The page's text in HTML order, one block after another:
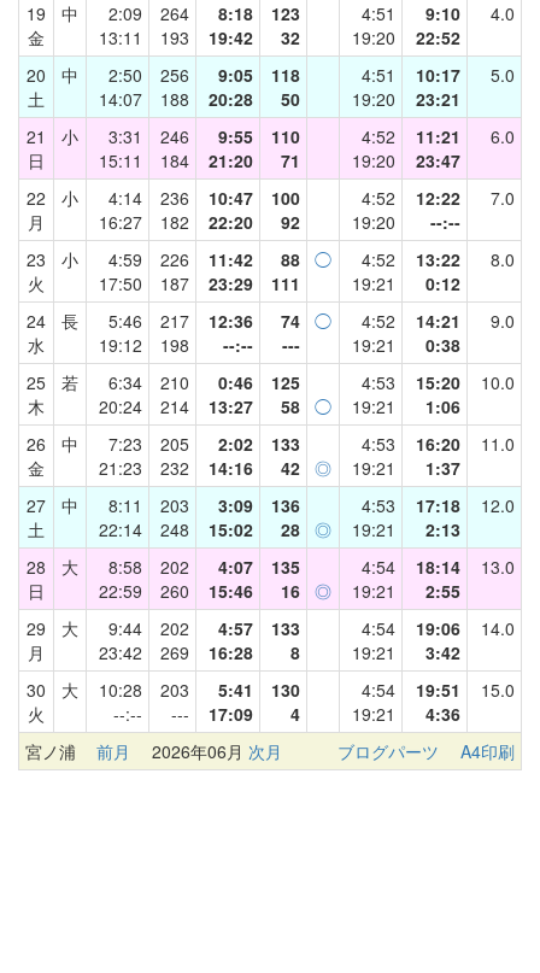
19
金
中
2:09
13:11
264
193
8:18
19:42
123
32
4:51
19:20
9:10
22:52
4.0
20
土
中
2:50
14:07
256
188
9:05
20:28
118
50
4:51
19:20
10:17
23:21
5.0
21
日
小
3:31
15:11
246
184
9:55
21:20
110
71
4:52
19:20
11:21
23:47
6.0
22
月
小
4:14
16:27
236
182
10:47
22:20
100
92
4:52
19:20
12:22
--:--
7.0
23
火
小
4:59
17:50
226
187
11:42
23:29
88
111
◯
4:52
19:21
13:22
0:12
8.0
24
水
長
5:46
19:12
217
198
12:36
--:--
74
---
◯
4:52
19:21
14:21
0:38
9.0
25
木
若
6:34
20:24
210
214
0:46
13:27
125
58 ◯
4:53
19:21
15:20
1:06
10.0
26
金
中
7:23
21:23
205
232
2:02
14:16
133
42 ◎
4:53
19:21
16:20
1:37
11.0
27
土
中
8:11
22:14
203
248
3:09
15:02
136
28 ◎
4:53
19:21
17:18
2:13
12.0
28
日
大
8:58
22:59
202
260
4:07
15:46
135
16 ◎
4:54
19:21
18:14
2:55
13.0
29
月
大
9:44
23:42
202
269
4:57
16:28
133
8
4:54
19:21
19:06
3:42
14.0
30
火
大
10:28
--:--
203
---
5:41
17:09
130
4
4:54
19:21
19:51
4:36
15.0
宮ノ浦 前月 2026年06月 次月 ブログパーツ A4印刷